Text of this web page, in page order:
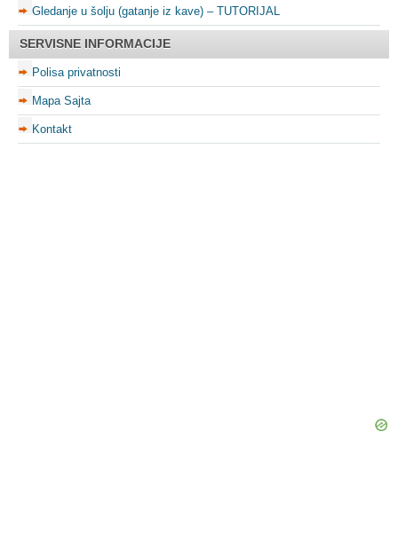
Gledanje u šolju (gatanje iz kave) – TUTORIJAL
SERVISNE INFORMACIJE
Polisa privatnosti
Mapa Sajta
Kontakt